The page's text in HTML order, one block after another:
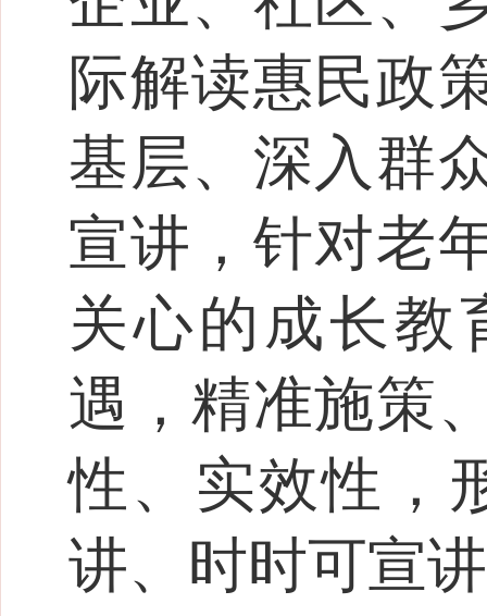
际解读惠民政
基层、深入群
宣讲，针对老
关心的成长教
遇，精准施策
性、实效性，
讲、时时可宣